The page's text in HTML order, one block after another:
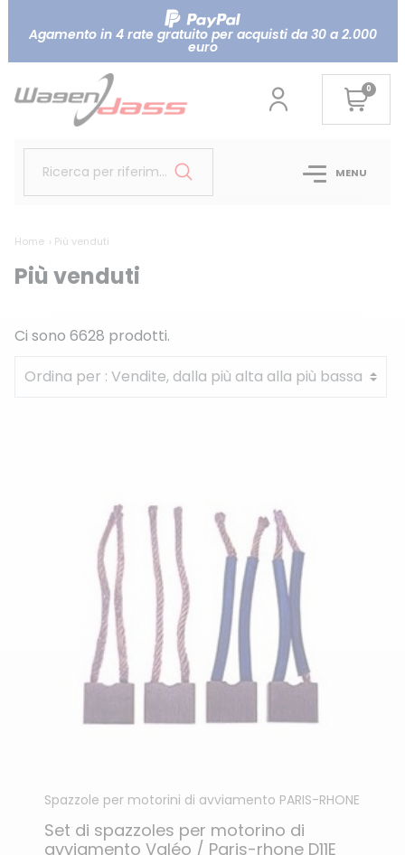
Agamento in 4 rate gratuito per acquisti da 30 a 2.000
euro
0
Ricerca per riferimento... MENU
Home Più venduti
Più venduti
Ci sono 6628 prodotti.
Spazzole per motorini di avviamento PARIS-RHONE
Set di spazzoles per motorino di
avviamento Valéo / Paris-rhone D11E